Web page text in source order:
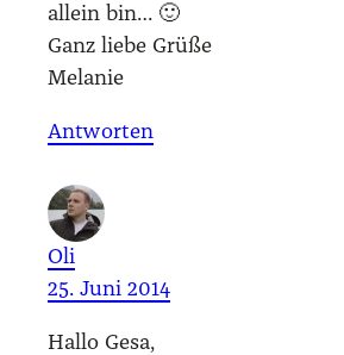
allein bin… 🙂
Ganz lie­be Grü­ße
Mela­nie
Antworten
Oli
25. Juni 2014
Hal­lo Gesa,